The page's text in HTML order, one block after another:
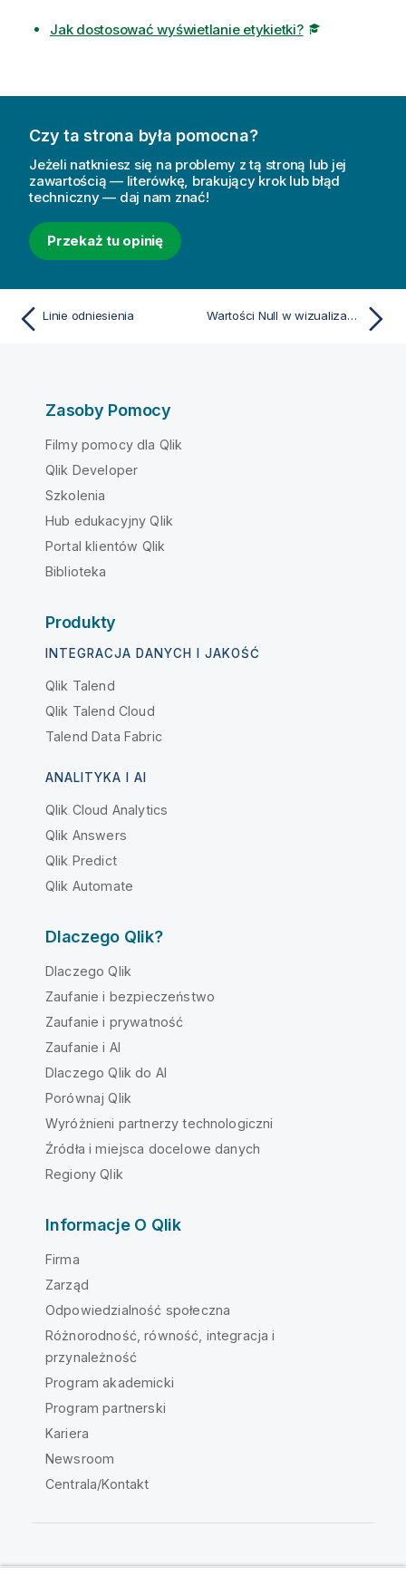
Jak dostosować wyświetlanie etykietki?
Czy ta strona była pomocna?
Jeżeli natkniesz się na problemy z tą stroną lub jej
zawartością — literówkę, brakujący krok lub błąd
techniczny — daj nam znać!
Przekaż tu opinię
Linie odniesienia Wartości Null w wizualizacjach
Zasoby Pomocy
Filmy pomocy dla Qlik
Qlik Developer
Szkolenia
Hub edukacyjny Qlik
Portal klientów Qlik
Biblioteka
Produkty
INTEGRACJA DANYCH I JAKOŚĆ
Qlik Talend
Qlik Talend Cloud
Talend Data Fabric
ANALITYKA I AI
Qlik Cloud Analytics
Qlik Answers
Qlik Predict
Qlik Automate
Dlaczego Qlik?
Dlaczego Qlik
Zaufanie i bezpieczeństwo
Zaufanie i prywatność
Zaufanie i AI
Dlaczego Qlik do AI
Porównaj Qlik
Wyróżnieni partnerzy technologiczni
Źródła i miejsca docelowe danych
Regiony Qlik
Informacje O Qlik
Firma
Zarząd
Odpowiedzialność społeczna
Różnorodność, równość, integracja i
przynależność
Program akademicki
Program partnerski
Kariera
Newsroom
Centrala/Kontakt